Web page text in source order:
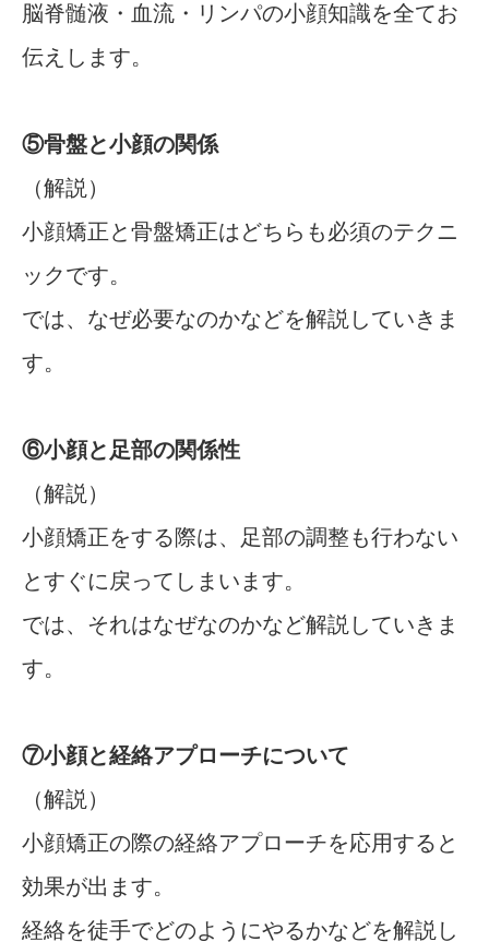
脳脊髄液・血流・リンパの小顔知識を全てお
伝えします。
⑤骨盤と小顔の関係
（解説）
小顔矯正と骨盤矯正はどちらも必須のテクニ
ックです。
では、なぜ必要なのかなどを解説していきま
す。
⑥小顔と足部の関係性
（解説）
小顔矯正をする際は、足部の調整も行わない
とすぐに戻ってしまいます。
では、それはなぜなのかなど解説していきま
す。
⑦小顔と経絡アプローチについて
（解説）
小顔矯正の際の経絡アプローチを応用すると
効果が出ます。
経絡を徒手でどのようにやるかなどを解説し